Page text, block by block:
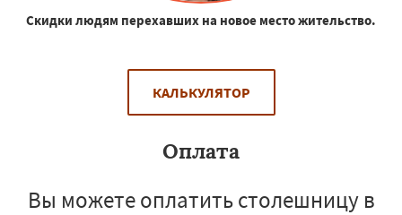
Скидки людям перехавших на новое место жительство.
КАЛЬКУЛЯТОР
Оплата
Вы можете оплатить столешницу в